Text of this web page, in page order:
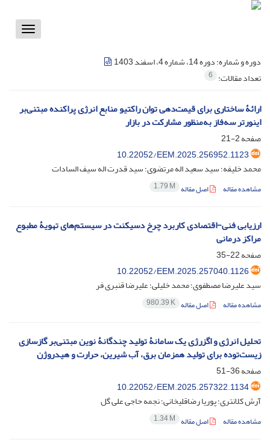
Toggle
دوره و شماره:دوره 14، شماره 4، اسفند 1403
تعداد مقالات: 6
ارائۀ ساختاری برای قیمت‌دهی توان راکتیو منابع انرژی پراکنده مبتنی‌بر
اینورتر سه‌فاز به‌منظور مشارکت در بازار
صفحه2-21
10.22052/EEM.2025.256952.1123
محمد خلیفه؛ سید سعید اله مرتضوی؛ سید قدرت اله سیف السادات
مشاهده مقاله اصل مقاله 1.79 M
ارزیابی فنی-اقتصادی کاربرد چرخ دسیکنت در سیستم‌های تهویۀ مطبوع
مراکز درمانی
صفحه22-35
10.22052/EEM.2025.257040.1126
سید علیرضا مصطفوی؛ محمد خلیلی؛ علیرضا قنبری فر
مشاهده مقاله اصل مقاله 980.39 K
تحلیل انرژی و اگزرژی یک سامانۀ تولید چندگانۀ نوین مبتنی‌بر گازسازی
زیست‌توده برای تولید همزمان برق، آب شیرین، حرارت و هیدروژن
صفحه36-51
10.22052/EEM.2025.257322.1134
آرش کلانتری؛ پوریا رضاقلیخانی؛ نجمه حاجی علی گل
مشاهده مقاله اصل مقاله 1.34 M